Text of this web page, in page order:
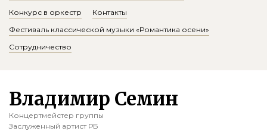
Конкурс в оркестр
Контакты
Фестиваль классической музыки «Романтика осени»
Сотрудничество
Владимир Семин
Концертмейстер группы
Заслуженный артист РБ